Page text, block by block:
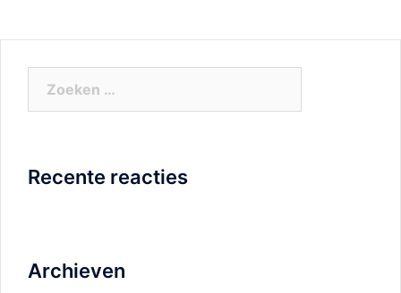
Recente reacties
Archieven